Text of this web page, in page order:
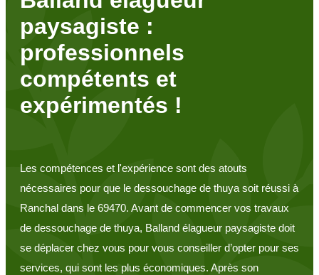
paysagiste :
professionnels
compétents et
expérimentés !
Les compétences et l'expérience sont des atouts
nécessaires pour que le dessouchage de thuya soit réussi à
Ranchal dans le 69470. Avant de commencer vos travaux
de dessouchage de thuya, Balland élagueur paysagiste doit
se déplacer chez vous pour vous conseiller d’opter pour ses
services, qui sont les plus économiques. Après son